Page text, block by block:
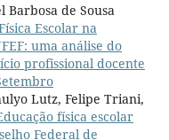
Barbosa de Sousa
Escolar na
uma análise do
profissional docente
Lutz, Felipe Triani,
física escolar
Federal de